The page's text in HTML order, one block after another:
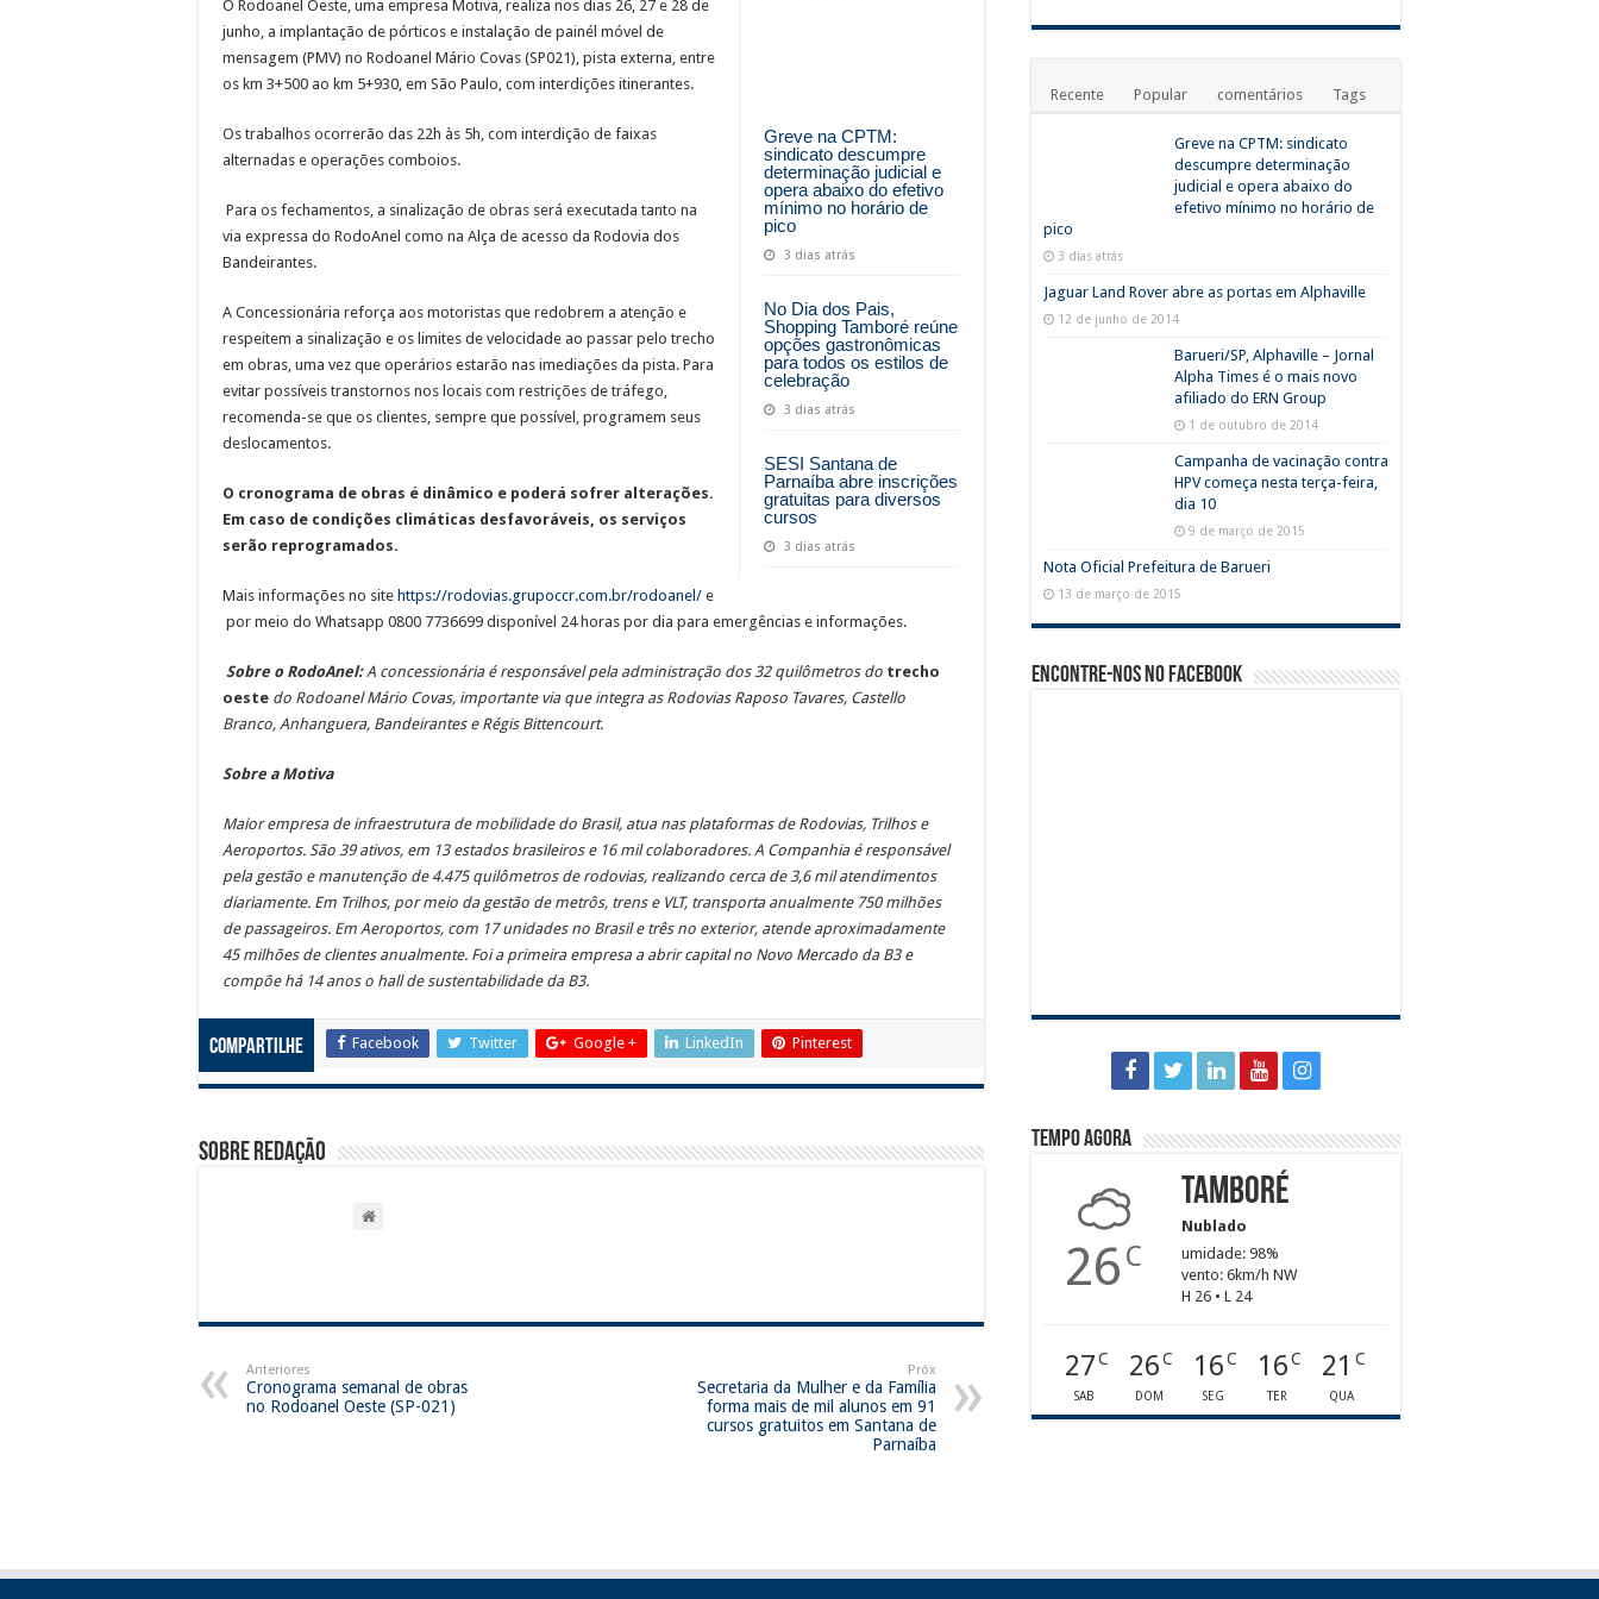
Greve na CPTM:
sindicato descumpre
determinação judicial e
opera abaixo do efetivo
mínimo no horário de
pico
3 dias atrás
No Dia dos Pais,
Shopping Tamboré reúne
opções gastronômicas
para todos os estilos de
celebração
3 dias atrás
SESI Santana de
Parnaíba abre inscrições
gratuitas para diversos
cursos
3 dias atrás
O Rodoanel Oeste, uma empresa Motiva, realiza nos dias 26, 27 e 28 de
junho, a implantação de pórticos e instalação de painél móvel de
mensagem (PMV) no Rodoanel Mário Covas (SP021), pista externa, entre
os km 3+500 ao km 5+930, em São Paulo, com interdições itinerantes.
Os trabalhos ocorrerão das 22h às 5h, com interdição de faixas
alternadas e operações comboios.
Para os fechamentos, a sinalização de obras será executada tanto na
via expressa do RodoAnel como na Alça de acesso da Rodovia dos
Bandeirantes.
A Concessionária reforça aos motoristas que redobrem a atenção e
respeitem a sinalização e os limites de velocidade ao passar pelo trecho
em obras, uma vez que operários estarão nas imediações da pista. Para
evitar possíveis transtornos nos locais com restrições de tráfego,
recomenda-se que os clientes, sempre que possível, programem seus
deslocamentos.
O cronograma de obras é dinâmico e poderá sofrer alterações.
Em caso de condições climáticas desfavoráveis, os serviços
serão reprogramados.
Mais informações no site https://rodovias.grupoccr.com.br/rodoanel/ e
por meio do Whatsapp 0800 7736699 disponível 24 horas por dia para emergências e informações.
Sobre o RodoAnel:A concessionária é responsável pela administração dos 32 quilômetros do trecho
oeste do Rodoanel Mário Covas, importante via que integra as Rodovias Raposo Tavares, Castello
Branco, Anhanguera, Bandeirantes e Régis Bittencourt.
Sobre a Motiva
Maior empresa de infraestrutura de mobilidade do Brasil, atua nas plataformas de Rodovias, Trilhos e
Aeroportos. São 39 ativos, em 13 estados brasileiros e 16 mil colaboradores. A Companhia é responsável
pela gestão e manutenção de 4.475 quilômetros de rodovias, realizando cerca de 3,6 mil atendimentos
diariamente. Em Trilhos, por meio da gestão de metrôs, trens e VLT, transporta anualmente 750 milhões
de passageiros. Em Aeroportos, com 17 unidades no Brasil e três no exterior, atende aproximadamente
45 milhões de clientes anualmente. Foi a primeira empresa a abrir capital no Novo Mercado da B3 e
compõe há 14 anos o hall de sustentabilidade da B3.
Compartilhe Facebook Twitter Google + LinkedIn Pinterest
Sobre Redação
Anteriores
Cronograma semanal de obras
no Rodoanel Oeste (SP-021)
Próx
Secretaria da Mulher e da Família
forma mais de mil alunos em 91
cursos gratuitos em Santana de
Parnaíba
Recente Popular comentários Tags
Greve na CPTM: sindicato
descumpre determinação
judicial e opera abaixo do
efetivo mínimo no horário de
pico
3 dias atrás
Jaguar Land Rover abre as portas em Alphaville
12 de junho de 2014
Barueri/SP, Alphaville – Jornal
Alpha Times é o mais novo
afiliado do ERN Group
1 de outubro de 2014
Campanha de vacinação contra
HPV começa nesta terça-feira,
dia 10
9 de março de 2015
Nota Oficial Prefeitura de Barueri
13 de março de 2015
Encontre-nos no Facebook
Tempo agora
26 C
Tamboré
Nublado
umidade: 98%
vento: 6km/h NW
H 26 • L 24
27 C
SAB
26 C
DOM
16 C
SEG
16 C
TER
21 C
QUA